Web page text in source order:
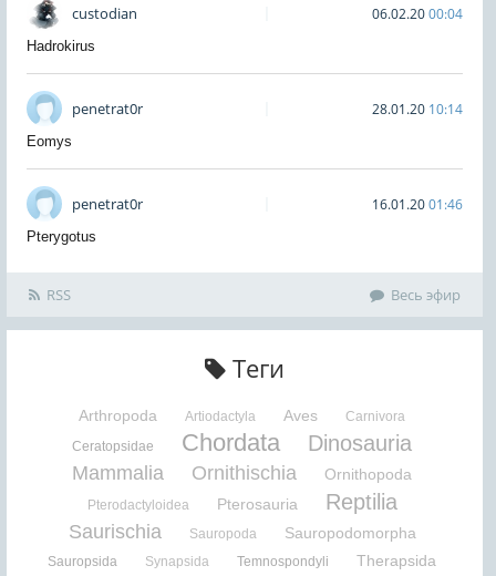
custodian 06.02.2000:04
Hadrokirus
penetrat0r 28.01.20 10:14
Eomys
penetrat0r 16.01.2001:46
Pterygotus
RSS Весь эфир
Теги
Arthropoda Artiodactyla Aves
Carnivora
Ceratopsidae
Chordata Dinosauria
Mammalia Ornithischia Ornithopoda
Pterodactyloidea Pterosauria Reptilia
Saurischia Sauropoda Sauropodomorpha
Sauropsida Synapsida Temnospondyli Therapsida